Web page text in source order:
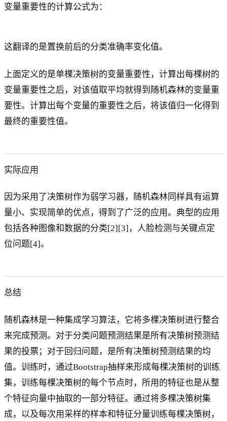
变量重要性的计算公式为：
这翻译的是置换前后的分类准确率变化值。
上面定义的是单棵决策树的变量重要性，计算出每棵树的
变量重要性之后，对该值取平均就得到随机森林的变量重
要性。计算出每个变量的重要性之后，将该值归一化得到
最终的重要性值。
实际应用
因为采用了决策树作为弱学习器，随机森林同样具有运算
量小、实现简单的优点，得到了广泛的应用。典型的应用
包括各种图像和数据的分类[2][3]，人脸检测与关键点定
位问题[4]。
总结
随机森林是一种集成学习算法，它将多棵决策树进行整合
来完成预测。对于分类问题预测结果是所有决策树预测结
果的投票；对于回归问题，是所有决策树预测结果的均
值。训练时，通过Bootstrap抽样来形成每棵决策树的训练
集，训练每棵决策树的每个节点时，所用的特征也是从整
个特征向量中抽取的一部分特征。通过将多棵决策树集
成，以及每次用采样的样本和特征分量训练每棵决策树，